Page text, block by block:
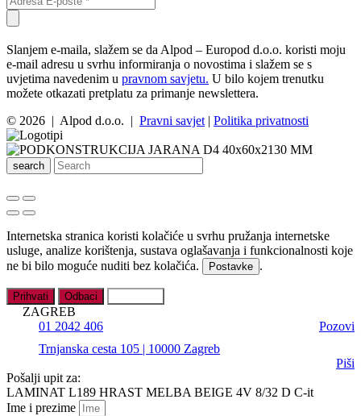
Slanjem e-maila, slažem se da Alpod – Europod d.o.o. koristi moju
e-mail adresu u svrhu informiranja o novostima i slažem se s
uvjetima navedenim u pravnom savjetu. U bilo kojem trenutku
možete otkazati pretplatu za primanje newslettera.
© 2026 | Alpod d.o.o. | Pravni savjet | Politika privatnosti
search
Internetska stranica koristi kolačiće u svrhu pružanja internetske
usluge, analize korištenja, sustava oglašavanja i funkcionalnosti koje
ne bi bilo moguće nuditi bez kolačića.
Postavke .
Prihvati Odbaci
ZAGREB
01 2042 406
Pozovi
Trnjanska cesta 105 | 10000 Zagreb
Piši
Pošalji upit za:
LAMINAT L189 HRAST MELBA BEIGE 4V 8/32 D C-it
Ime i prezime